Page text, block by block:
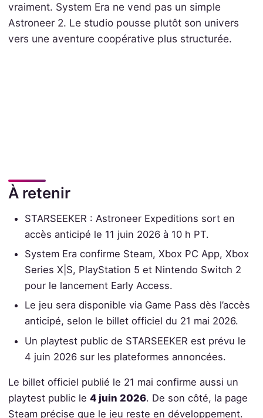
vraiment. System Era ne vend pas un simple
Astroneer 2. Le studio pousse plutôt son univers
vers une aventure coopérative plus structurée.
À retenir
STARSEEKER : Astroneer Expeditions sort en
accès anticipé le 11 juin 2026 à 10 h PT.
System Era confirme Steam, Xbox PC App, Xbox
Series X|S, PlayStation 5 et Nintendo Switch 2
pour le lancement Early Access.
Le jeu sera disponible via Game Pass dès l’accès
anticipé, selon le billet officiel du 21 mai 2026.
Un playtest public de STARSEEKER est prévu le
4 juin 2026 sur les plateformes annoncées.
Le billet officiel publié le 21 mai confirme aussi un
playtest public le 4 juin 2026. De son côté, la page
Steam précise que le jeu reste en développement.